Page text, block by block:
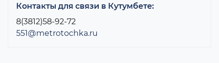
Контакты для связи в Кутумбете:
8(3812)58-92-72
551@metrotochka.ru